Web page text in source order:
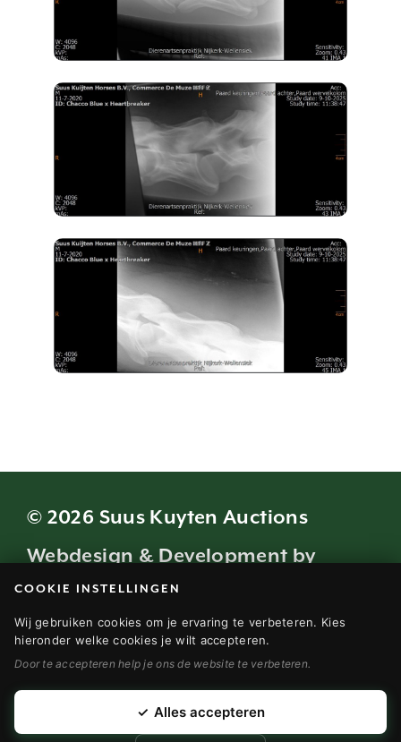
© 2026 Suus Kuyten Auctions
Webdesign & Development by
Modern Visuals
VEILINGVOORWAARDEN (NL)
TERMS AND CONDITIONS (EN)
DISCLAIMER (NL)
COOKIE INSTELLINGEN
Wij gebruiken cookies om je ervaring te verbeteren. Kies
hieronder welke cookies je wilt accepteren.
Door te accepteren help je ons de website te verbeteren.
✓ Alles accepteren